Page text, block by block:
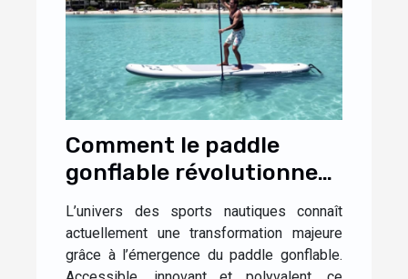
Comment le paddle
gonflable révolutionne-
t-il les sports nautiques
?
L’univers des sports nautiques connaît
actuellement une transformation majeure
grâce à l’émergence du paddle gonflable.